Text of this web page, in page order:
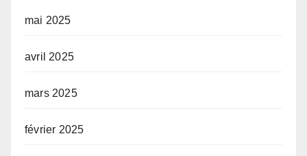
mai 2025
avril 2025
mars 2025
février 2025